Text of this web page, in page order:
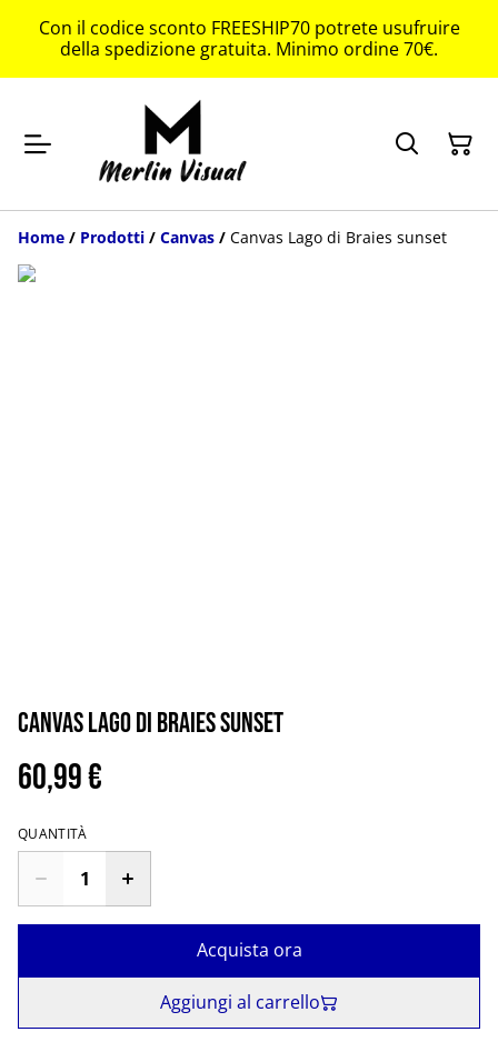
Con il codice sconto FREESHIP70 potrete usufruire
della spedizione gratuita. Minimo ordine 70€.
Home / Prodotti / Canvas / Canvas Lago di Braies sunset
Canvas Lago di Braies sunset
60,99 €
QUANTITÀ
Acquista ora
Aggiungi al carrello